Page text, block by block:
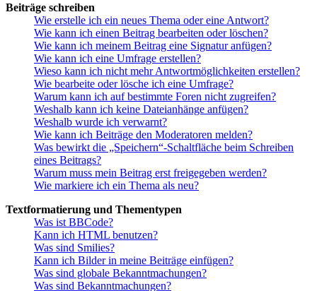
Beiträge schreiben
Wie erstelle ich ein neues Thema oder eine Antwort?
Wie kann ich einen Beitrag bearbeiten oder löschen?
Wie kann ich meinem Beitrag eine Signatur anfügen?
Wie kann ich eine Umfrage erstellen?
Wieso kann ich nicht mehr Antwortmöglichkeiten erstellen?
Wie bearbeite oder lösche ich eine Umfrage?
Warum kann ich auf bestimmte Foren nicht zugreifen?
Weshalb kann ich keine Dateianhänge anfügen?
Weshalb wurde ich verwarnt?
Wie kann ich Beiträge den Moderatoren melden?
Was bewirkt die „Speichern“-Schaltfläche beim Schreiben
eines Beitrags?
Warum muss mein Beitrag erst freigegeben werden?
Wie markiere ich ein Thema als neu?
Textformatierung und Thementypen
Was ist BBCode?
Kann ich HTML benutzen?
Was sind Smilies?
Kann ich Bilder in meine Beiträge einfügen?
Was sind globale Bekanntmachungen?
Was sind Bekanntmachungen?